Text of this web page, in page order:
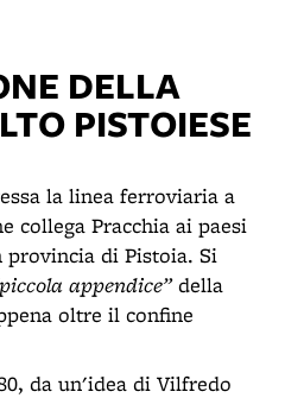
DELLA
PISTOIESE
la linea ferroviaria a
collega Pracchia ai paesi
di Pistoia. Si
appendice”della
oltre il confine
da un'idea di Vilfredo